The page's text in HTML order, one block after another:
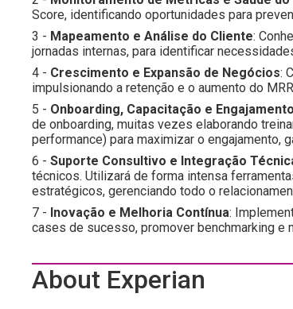
Score, identificando oportunidades para
3 - Mapeamento e Análise do Cliente:
jornadas internas, para identificar
4 - Crescimento e Expansão de Negócios:
impulsionando a retenção e o aumento do
5 - Onboarding, Capacitação e Engajamento
de onboarding, muitas vezes elaborando
performance) para maximizar o engajamento,
6 - Suporte Consultivo e Integração
técnicos. Utilizará de forma intensa
estratégicos, gerenciando todo o
7 - Inovação e Melhoria Contínua:
cases de sucesso, promover benchmarking e
About Experian